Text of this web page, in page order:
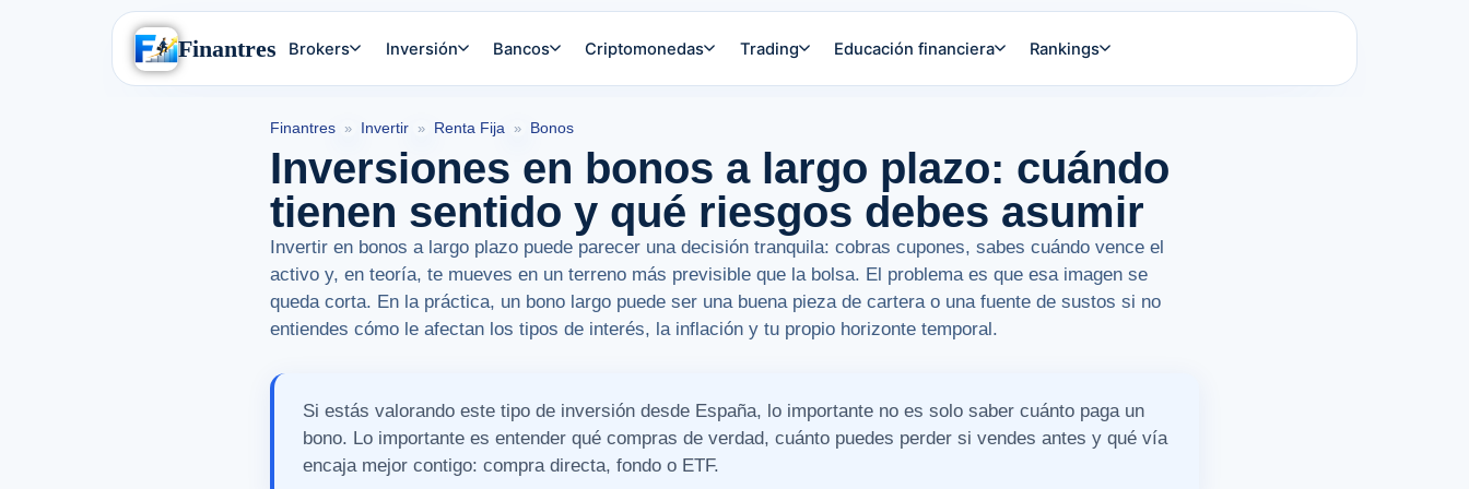
Finantres Brokers Inversión Bancos Criptomonedas Trading Educación financiera Rankings
Finantres » Invertir » Renta Fija » Bonos
Inversiones en bonos a largo plazo: cuándo
tienen sentido y qué riesgos debes asumir
Invertir en bonos a largo plazo puede parecer una decisión tranquila: cobras cupones, sabes cuándo vence el
activo y, en teoría, te mueves en un terreno más previsible que la bolsa. El problema es que esa imagen se
queda corta. En la práctica, un bono largo puede ser una buena pieza de cartera o una fuente de sustos si no
entiendes cómo le afectan los tipos de interés, la inflación y tu propio horizonte temporal.
Si estás valorando este tipo de inversión desde España, lo importante no es solo saber cuánto paga un
bono. Lo importante es entender qué compras de verdad, cuánto puedes perder si vendes antes y qué vía
encaja mejor contigo: compra directa, fondo o ETF.